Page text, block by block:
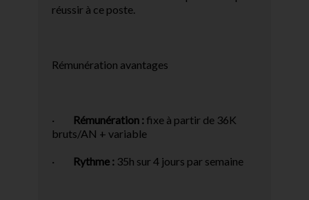
réussir à ce poste.
Rémunération avantages
· Rémunération :fixe à partir de 36K
bruts/AN + variable
· Rythme : 35h sur 4 jours par semaine